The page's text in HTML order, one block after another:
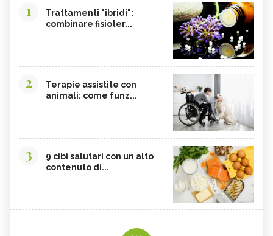
1
Trattamenti "ibridi":
combinare fisioter...
2
Terapie assistite con
animali: come funz...
3
9 cibi salutari con un alto
contenuto di...